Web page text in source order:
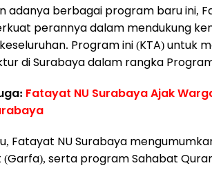
adanya berbagai program baru ini,
perannya dalam mendukung
Program ini (KTA) untuk
di Surabaya dalam rangka
Fatayat NU Surabaya Ajak
Fatayat NU Surabaya
(Garfa), serta program Sahabat